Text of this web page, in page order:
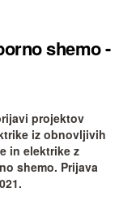
shemo -
projektov
iz obnovljivih
in elektrike z
shemo. Prijava